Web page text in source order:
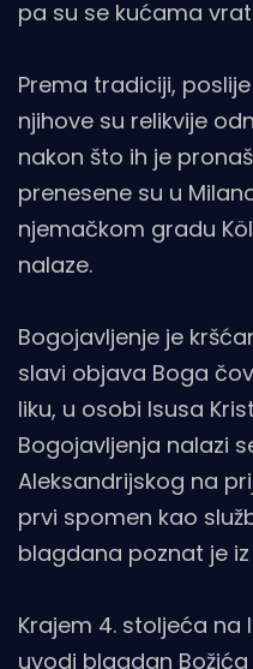
pa su se kućama
Prema tradiciji,
njihove su relikvije
nakon što ih je
prenesene su u
njemačkom gradu
nalaze.
Bogojavljenje je
slavi objava Boga
liku, u osobi Isusa
Bogojavljenja nalazi
Aleksandrijskog na
prvi spomen kao
blagdana poznat je
Krajem 4. stoljeća na
uvodi blagdan